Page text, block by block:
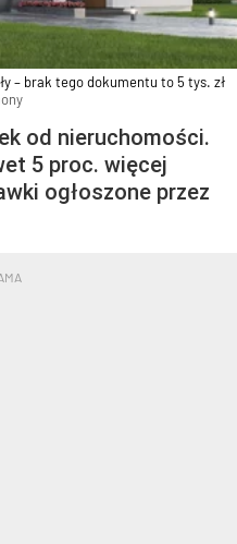
– brak tego dokumentu to 5 tys. zł
od nieruchomości.
5 proc. więcej
ogłoszone przez